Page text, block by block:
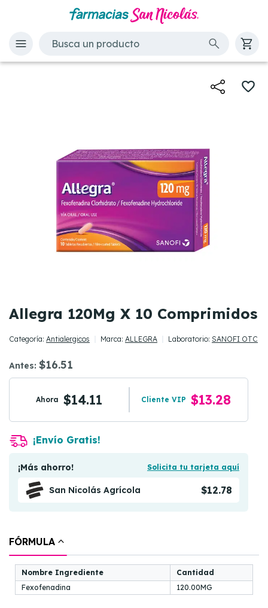
Allegra 120Mg X 10 Comprimidos
Categoría: Antialergicos Marca: ALLEGRA Laboratorio: SANOFI OTC
Antes: $16.51
Ahora $14.11 Cliente VIP $13.28
¡Envío Gratis!
¡Más ahorro! Solicita tu tarjeta aquí
San Nicolás Agrícola $12.78
FÓRMULA
Nombre Ingrediente
Cantidad
Fexofenadina
120.00MG